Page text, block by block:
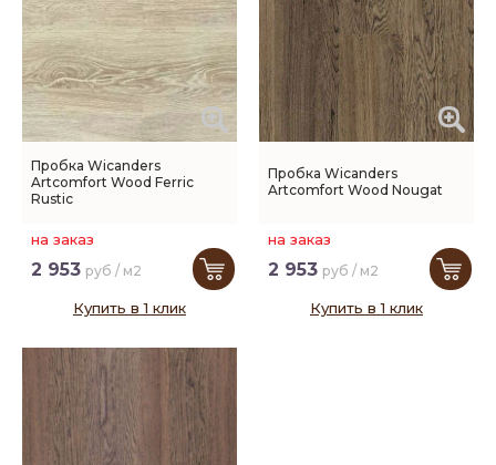
Пробка Wicanders
Artcomfort Wood Ferric
Rustic
на заказ
2 953 руб / м2
Купить в 1 клик
Пробка Wicanders
Artcomfort Wood Nougat
на заказ
2 953 руб / м2
Купить в 1 клик